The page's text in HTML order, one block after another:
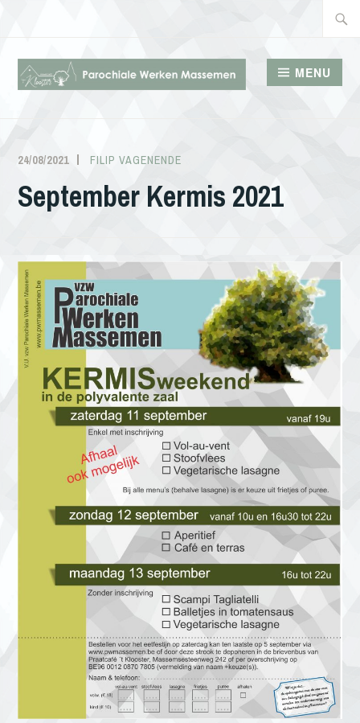
inhoud
PAROCHIALE WERKEN
MASSEMEN
MENU
24/08/2021 FILIP VAGENENDE
September Kermis 2021